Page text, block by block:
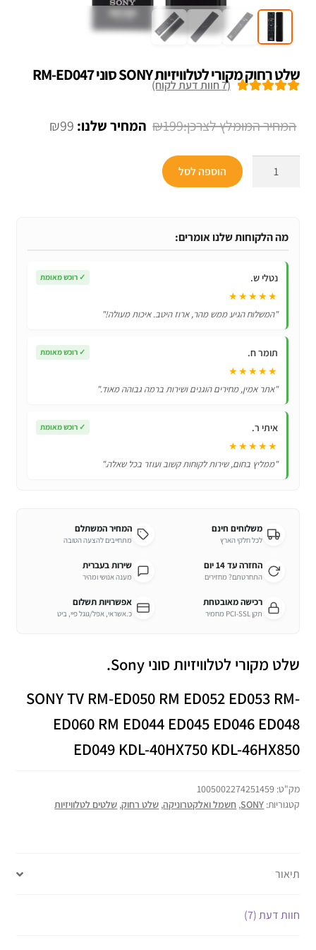
שלט רחוק מקורי לטלוויזיות SONY סוני RM-ED047
לקוחות
(
7חוות דעת לקוח)
₪199
המחיר
₪99 המחיר
מקורי
SONY
ED047
הוספה לסל
מה הלקוחות שלנו אומרים:
נטלי ש. ✓ רוכש מאומת
★★★★★
"המשלוח הגיע ממש מהר, ארוז היטב. איכות מעולה!"
תומר ח. ✓ רוכש מאומת
★★★★★
"אתר אמין, מחירים הוגנים ושירות ברמה גבוהה מאוד."
איתי ר. ✓ רוכש מאומת
★★★★★
"ממליץ בחום, שירות לקוחות קשוב ועוזר בכל שאלה."
משלוחים חינם
לכל חלקי הארץ
המחיר המשתלם
מתחייבים להצעה הטובה
החזרה עד 14 יום
התחרטתם? מחזירים
שירות בעברית
מענה אנושי ומהיר
רכישה מאובטחת
תקן PCI-SSL מחמיר
אפשרויות תשלום
כ.אשראי, אפל/גוגל פיי, ביט
שלט מקורי לטלוויזיות סוני Sony
.
SONY TV RM-ED050 RM ED052 ED053 RM-
ED060 RM ED044 ED045 ED046 ED048
ED049 KDL-40HX750 KDL-46HX850
מק"ט: 1005002274251459
קטגוריות: SONY
, חשמל ואלקטרוניקה, שלט רחוק, שלטים לטלוויזיות
תיאור
חוות דעת (7)